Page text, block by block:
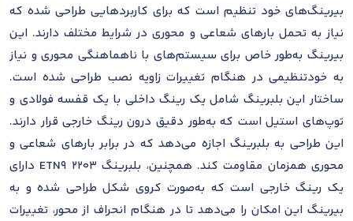
بیرینگ‌های خود تنظیم است که برای کاربردهایی طراحی شده که
نیاز به تحمل بارهای شعاعی و محوری در شرایط مختلف دارند. این
بیرینگ به‌طور خاص برای سیستم‌های با ناهماهنگی محوری و نیاز
به خودتنظیمی در هنگام تغییرات زاویه نصب طراحی شده است.
ساختار این بلبرینگ شامل یک رینگ داخلی با یک قفسه فولادی و
توپ‌های استیل است که به‌طور دقیق درون رینگ خارجی قرار دارند.
این طراحی به بلبرینگ اجازه می‌دهد که در برابر بارهای شعاعی و
محوری همزمان مقاومت کند. همچنین، بلبرینگ 2203 ETN9 دارای
یک رینگ خارجی است که به‌صورت کروی شکل طراحی شده و به
بیرینگ این امکان را می‌دهد تا در هنگام انحراف از محور، تغییرات